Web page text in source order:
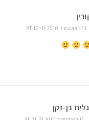
11 באוקטובר 2010 AT 12:42
גלית בן-זקן